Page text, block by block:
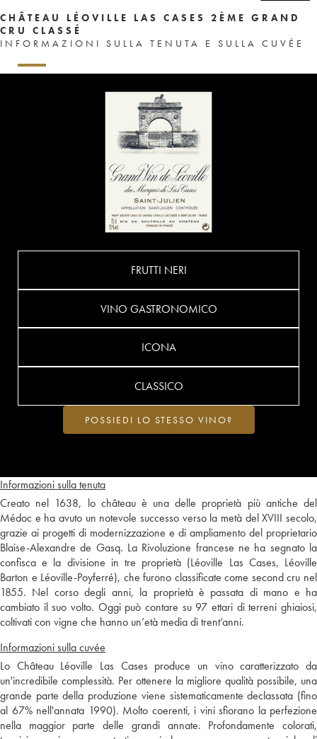
CHÂTEAU LÉOVILLE LAS CASES 2ÈME GRAND
CRU CLASSÉ
INFORMAZIONI SULLA TENUTA E SULLA CUVÉE
Informazioni sulla tenuta
Creato nel 1638, lo château è una delle proprietà più antiche del
Médoc e ha avuto un notevole successo verso la metà del XVIII secolo,
grazie ai progetti di modernizzazione e di ampliamento del proprietario
Blaise-Alexandre de Gasq. La Rivoluzione francese ne ha segnato la
confisca e la divisione in tre proprietà (Léoville Las Cases, Léoville
Barton e Léoville-Poyferré), che furono classificate come second cru nel
1855. Nel corso degli anni, la proprietà è passata di mano e ha
cambiato il suo volto. Oggi può contare su 97 ettari di terreni ghiaiosi,
coltivati con vigne che hanno un’età media di trent’anni.
Informazioni sulla cuvée
Lo Château Léoville Las Cases produce un vino caratterizzato da
un'incredibile complessità. Per ottenere la migliore qualità possibile, una
grande parte della produzione viene sistematicamente declassata (fino
al 67% nell'annata 1990). Molto coerenti, i vini sfiorano la perfezione
nella maggior parte delle grandi annate. Profondamente colorati,
FRUTTI NERI
VINO GASTRONOMICO
ICONA
CLASSICO
POSSIEDI LO STESSO VINO?